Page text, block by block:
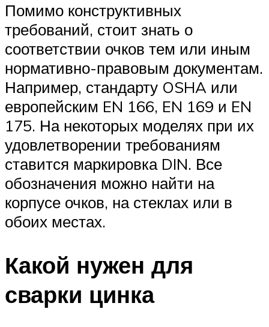
Помимо конструктивных
требований, стоит знать о
соответствии очков тем или иным
нормативно-правовым документам.
Например, стандарту OSHA или
европейским EN 166, EN 169 и EN
175. На некоторых моделях при их
удовлетворении требованиям
ставится маркировка DIN. Все
обозначения можно найти на
корпусе очков, на стеклах или в
обоих местах.
Какой нужен для
сварки цинка